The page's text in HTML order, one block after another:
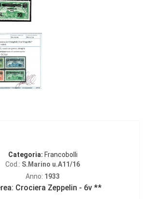
Categoria: Francobolli
Cod.: S.Marino u.A11/16
Anno: 1933
Crociera Zeppelin - 6v **